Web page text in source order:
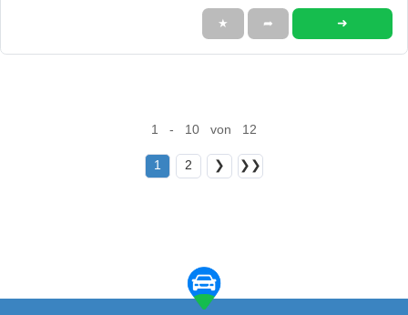
★ ➦ ➜
1 - 10 von 12
1 2 ❯ ❯❯